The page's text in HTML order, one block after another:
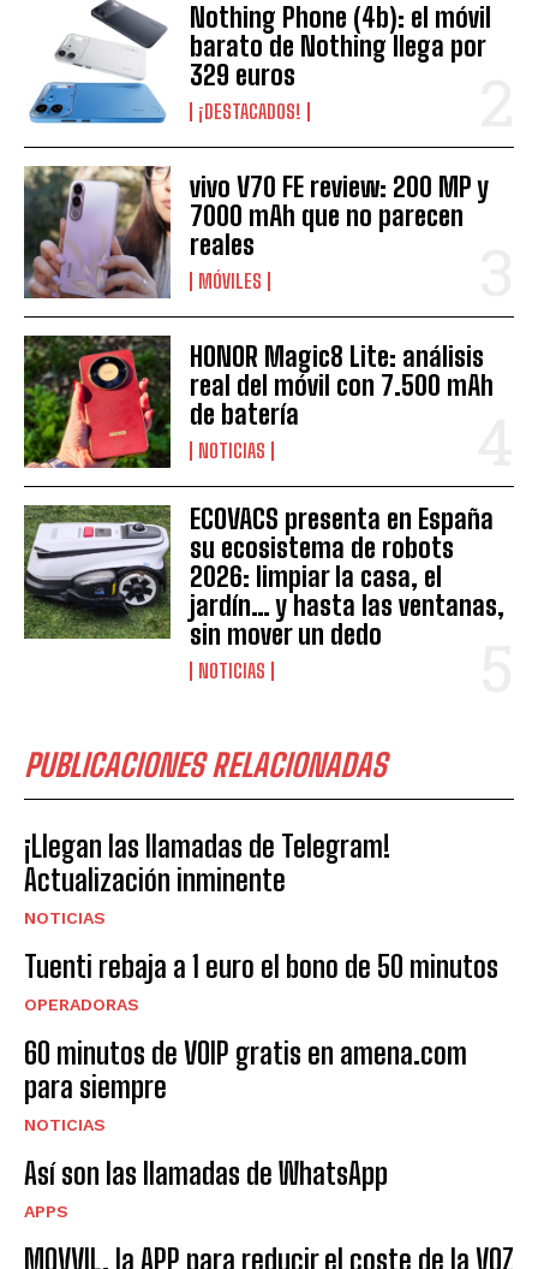
Nothing Phone (4b): el móvil
barato de Nothing llega por
329 euros
¡DESTACADOS!
vivo V70 FE review: 200 MP y
7000 mAh que no parecen
reales
MÓVILES
HONOR Magic8 Lite: análisis
real del móvil con 7.500 mAh
de batería
NOTICIAS
ECOVACS presenta en España
su ecosistema de robots
2026: limpiar la casa, el
jardín… y hasta las ventanas,
sin mover un dedo
NOTICIAS
PUBLICACIONES RELACIONADAS
¡Llegan las llamadas de Telegram!
Actualización inminente
NOTICIAS
Tuenti rebaja a 1 euro el bono de 50 minutos
OPERADORAS
60 minutos de VOIP gratis en amena.com
para siempre
NOTICIAS
Así son las llamadas de WhatsApp
APPS
MOVVIL, la APP para reducir el coste de la VOZ